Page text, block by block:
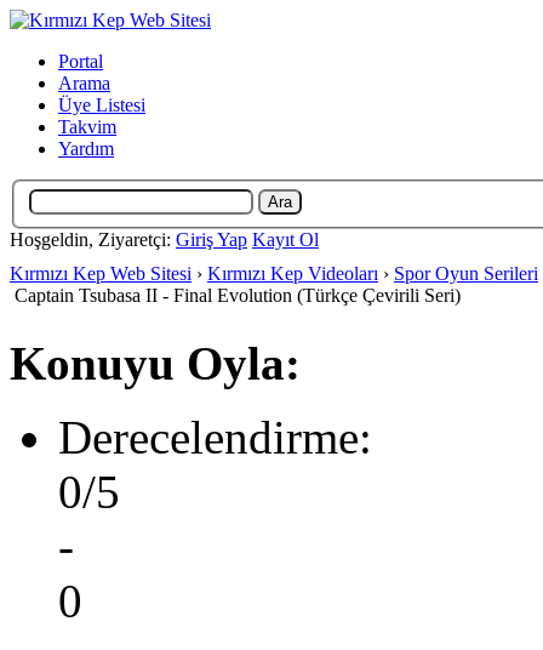
Portal
Arama
Üye Listesi
Takvim
Yardım
Hoşgeldin, Ziyaretçi: Giriş Yap Kayıt Ol
Kırmızı Kep Web Sitesi › Kırmızı Kep Videoları › Spor Oyun Serileri
Captain Tsubasa II - Final Evolution (Türkçe Çevirili Seri)
Konuyu Oyla:
Derecelendirme:
0/5
-
0